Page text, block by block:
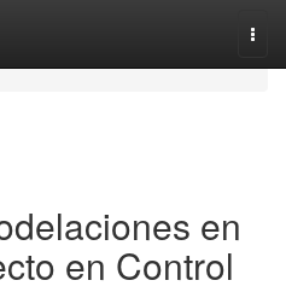
en
en Control